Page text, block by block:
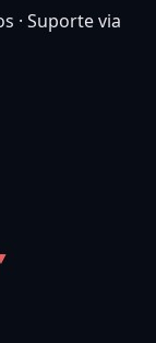
· Suporte via